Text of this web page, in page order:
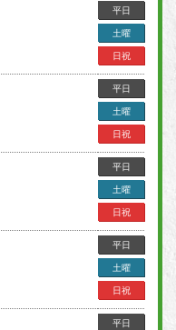
平日
土曜
日祝
平日
土曜
日祝
平日
土曜
日祝
平日
土曜
日祝
平日